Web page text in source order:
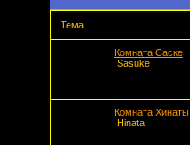
Тема
Комната Саске
Sasuke
Комната Хинаты
Hinata